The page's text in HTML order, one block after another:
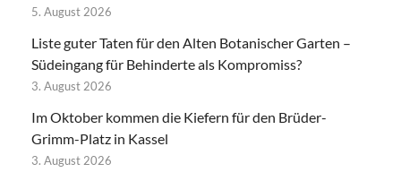
5. August 2026
Liste guter Taten für den Alten Botanischer Garten –
Südeingang für Behinderte als Kompromiss?
3. August 2026
Im Oktober kommen die Kiefern für den Brüder-
Grimm-Platz in Kassel
3. August 2026